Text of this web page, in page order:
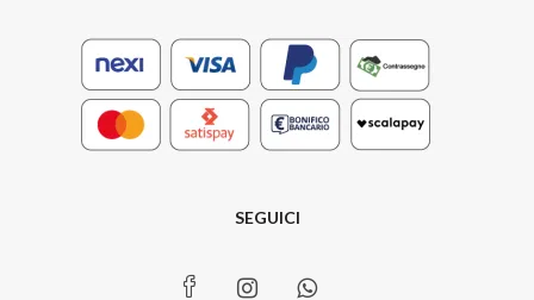
SEGUICI